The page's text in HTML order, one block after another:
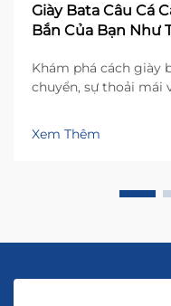
Giày Bata Câu Cá
Bắn Của Bạn Như
Khám phá cách giày
chuyển, sự thoải mái
khi ở đầm lầy và
hôm nay.
Xem Thêm